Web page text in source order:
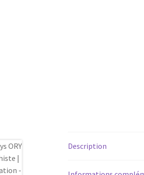
Description